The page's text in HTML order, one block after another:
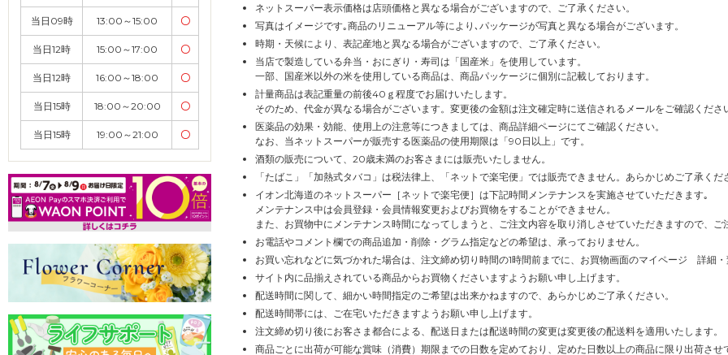
当日09時 13:00～15:00 〇
当日12時 15:00～17:00 〇
当日12時 16:00～18:00 〇
当日15時 18:00～20:00 〇
当日15時 19:00～21:00 〇
ネットスーパー表示価格は店頭価格と異なる場合がございますので、ご了承ください。
写真はイメージです｡商品のリニューアル等により､パッケージが写真と異なる場合がございます。
時期・天候により、表記産地と異なる場合がございますので、ご了承ください。
当店で製造している弁当・おにぎり・寿司は「国産米」を使用しています。
一部、国産米以外の米を使用している商品は、商品パッケージに個別に記載しております。
計量商品は表記重量の前後40ｇ程度でお届けいたします。
そのため、代金が異なる場合がございます。変更後の金額は注文確定時に送信されるメールをご確認くださ
医薬品の効果・効能、使用上の注意等につきましては、商品詳細ページにてご確認ください。
なお、当ネットスーパーが販売する医薬品の使用期限は「90日以上」です。
酒類の販売について、20歳未満のお客さまには販売いたしません。
「たばこ」「加熱式タバコ」は税法律上、「ネットで楽宅便」では販売できません。あらかじめご了承くだ
イオン北海道のネットスーパー［ネットで楽宅便］は下記時間メンテナンスを実施させていただきます｡
メンテナンス中は会員登録・会員情報変更およびお買物をすることができません。
また、お買物中にメンテナンス時間になってしまうと、ご注文内容を取り消しさせていただきますので、ご
お電話やコメント欄での商品追加・削除・グラム指定などの希望は、承っておりません。
お買い忘れなどに気づかれた場合は、注文締め切り時間の1時間前までに、お買物画面のマイページ 詳細
サイト内に品揃えされている商品からお買物くださいますようお願い申し上げます。
配送時間に関して、細かい時間指定のご希望は出来かねますので、あらかじめご了承ください。
配送時間帯には、ご在宅いただきますようお願い申し上げます。
注文締め切り後にお客さま都合による、配送日または配送時間の変更は変更後の配送料を適用いたします。
商品ごとに出荷が可能な賞味（消費）期限までの日数を定めており、定めた日数以上の商品に限り出荷させ